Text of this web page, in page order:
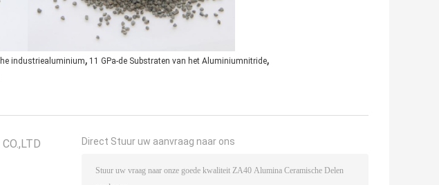
industriealuminium, 11 GPa-de Substraten van het Aluminiumnitride,
Direct Stuur uw aanvraag naar ons